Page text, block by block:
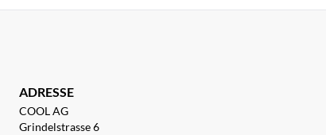
ADRESSE
COOL AG
Grindelstrasse 6